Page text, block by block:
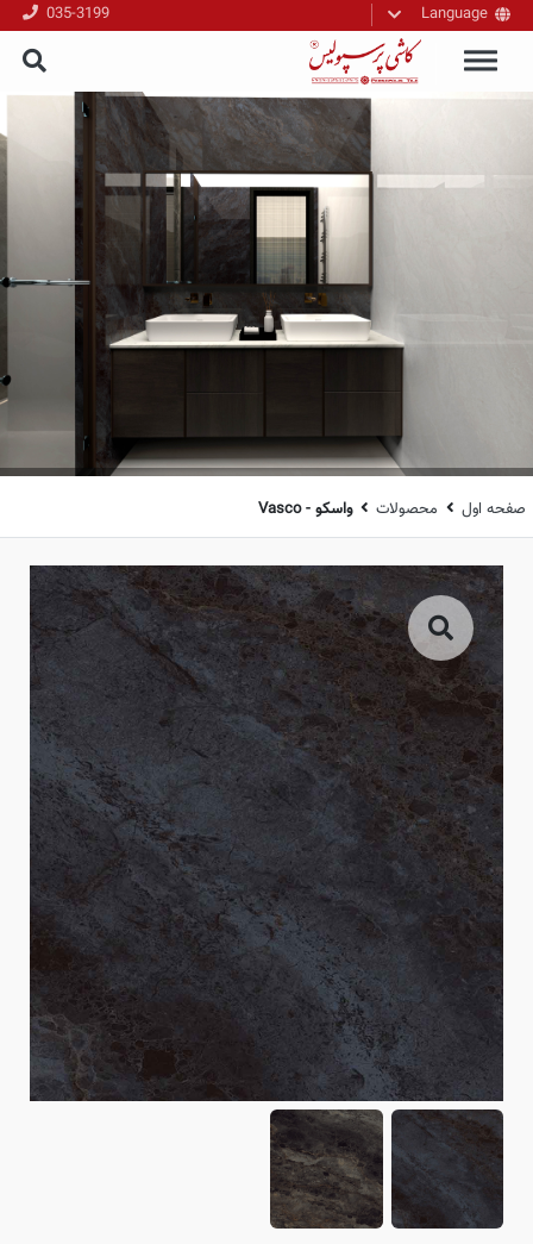
Language
فارسی
035-3199
صفحه اول محصولات واسکو - Vasco